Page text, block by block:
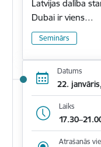
Latvijas dalība
Dubai ir viens…
Seminārs
Datums
22.
Laiks
Atrašanās